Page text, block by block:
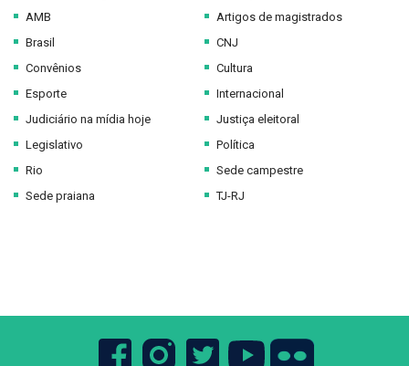
AMB
Brasil
Convênios
Esporte
Judiciário na mídia hoje
Legislativo
Rio
Sede praiana
Artigos de magistrados
CNJ
Cultura
Internacional
Justiça eleitoral
Política
Sede campestre
TJ-RJ